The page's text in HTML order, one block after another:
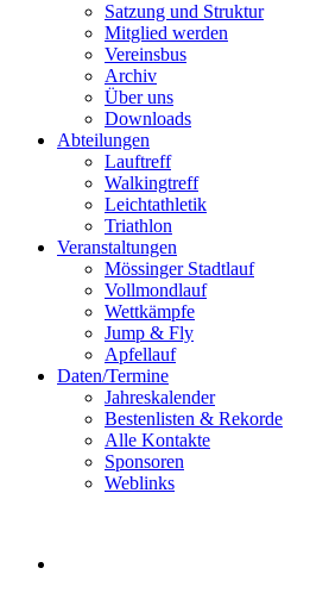
Satzung und Struktur
Mitglied werden
Vereinsbus
Archiv
Über uns
Downloads
Abteilungen
Lauftreff
Walkingtreff
Leichtathletik
Triathlon
Veranstaltungen
Mössinger Stadtlauf
Vollmondlauf
Wettkämpfe
Jump & Fly
Apfellauf
Daten/Termine
Jahreskalender
Bestenlisten & Rekorde
Alle Kontakte
Sponsoren
Weblinks